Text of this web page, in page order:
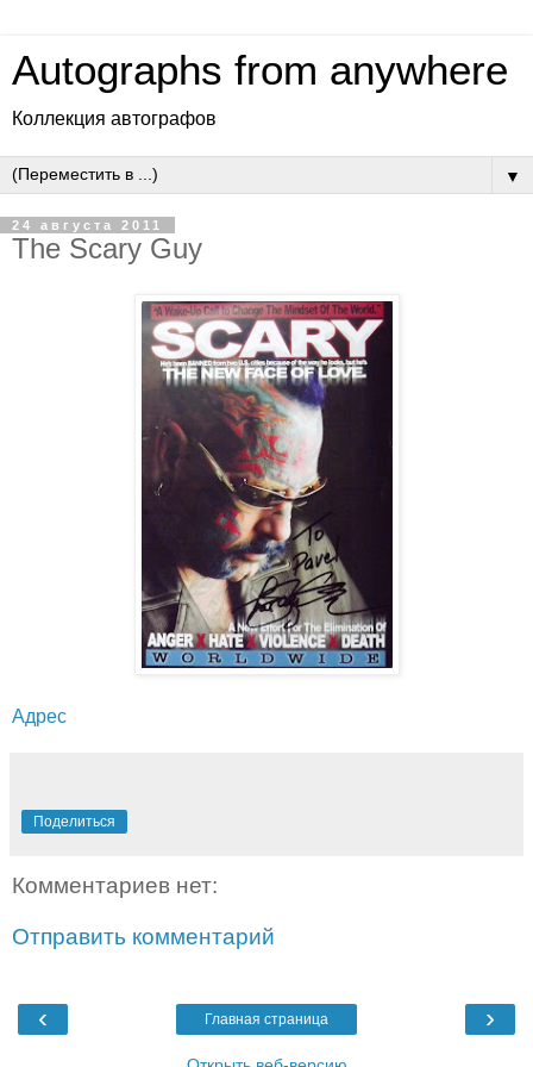
Autographs from anywhere
Коллекция автографов
▼
24 августа 2011
The Scary Guy
Адрес
Поделиться
Комментариев нет:
Отправить комментарий
‹ ›
Главная страница